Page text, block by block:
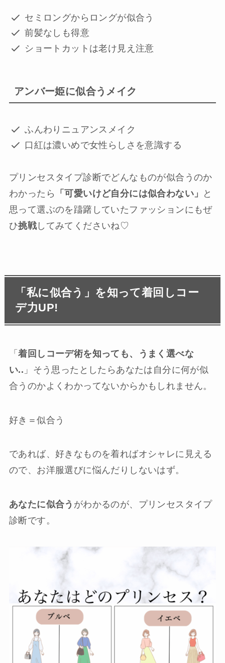
セミロングからロングが似合う
前髪なしも得意
ショートカットは老け見え注意
アンバー姫に似合うメイク
ふんわりニュアンスメイク
口紅は濃いめで女性らしさを意識する
プリンセスタイプ診断でどんなものが似合うのか
わかったら
「可愛いけど自分には似合わない」
と
思って選ぶのを躊躇していたファッションにもぜ
ひ挑戦してみてくださいね♡
「私に似合う」を知って着回しコー
デ力UP!
「着回しコーデ術を知っても、うまく選べな
い.. 」そう思ったとしたらあなたは自分に何が似
合うのかよくわかってないからかもしれません。
好き＝似合う
であれば、好きなものを着ればオシャレに見える
ので、お洋服選びに悩んだりしないはず。
あなたに似合う がわかるのが、プリンセスタイプ
診断です。